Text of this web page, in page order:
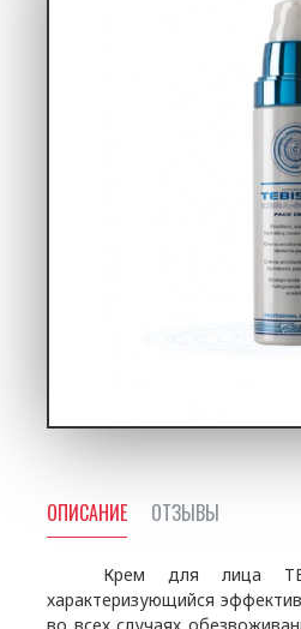
ОПИСАНИЕ ОТЗЫВЫ
Крем для лица
характеризующийся